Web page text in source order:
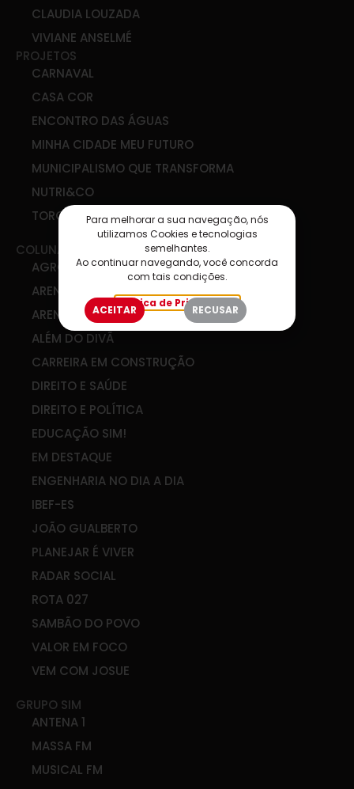
CLAUDIA LOUZADA
VIVIANE ANSELMÉ
PROJETOS
CARNAVAL
CASA COR
ENCONTRO DAS ÁGUAS
MINHA CIDADE MEU FUTURO
MUNICIPALISMO QUE TRANSFORMA
NUTRI&CO
TORCIDA SIM
COLUNAS
AGRO & COOP
ARENA DE IDEIAS
ARENA DIGITAL
ALÉM DO DIVÃ
CARREIRA EM CONSTRUÇÃO
DIREITO E SAÚDE
DIREITO E POLÍTICA
EDUCAÇÃO SIM!
EM DESTAQUE
ENGENHARIA NO DIA A DIA
IBEF-ES
JOÃO GUALBERTO
PLANEJAR É VIVER
RADAR SOCIAL
ROTA 027
SAMBÃO DO POVO
VALOR EM FOCO
VEM COM JOSUE
GRUPO SIM
ANTENA 1
MASSA FM
MUSICAL FM
Para melhorar a sua navegação, nós
utilizamos Cookies e tecnologias
semelhantes.
Ao continuar navegando, você concorda
com tais condições.
Política de Privacidade
ACEITAR RECUSAR